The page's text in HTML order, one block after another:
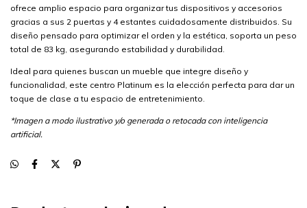
ofrece amplio espacio para organizar tus dispositivos y accesorios
gracias a sus 2 puertas y 4 estantes cuidadosamente distribuidos. Su
diseño pensado para optimizar el orden y la estética, soporta un peso
total de 83 kg, asegurando estabilidad y durabilidad.
Ideal para quienes buscan un mueble que integre diseño y
funcionalidad, este centro Platinum es la elección perfecta para dar un
toque de clase a tu espacio de entretenimiento.
*Imagen a modo ilustrativo y/o generada o retocada con inteligencia
artificial.